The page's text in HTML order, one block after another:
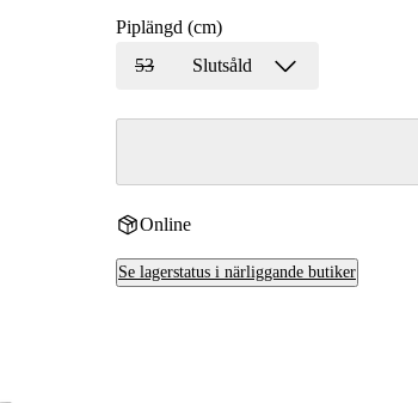
Piplängd (cm)
53
Slutsåld
Online
Se lagerstatus i närliggande butiker